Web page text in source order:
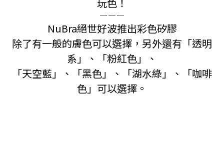
玩色！
─ ─ ─
NuBra絕世好波推出彩色矽膠
除了有一般的膚色可以選擇，另外還有「透明
系」、
「粉紅色」、
「天空藍」、「黑色」、「湖水綠」、「咖啡
色」可以選擇。